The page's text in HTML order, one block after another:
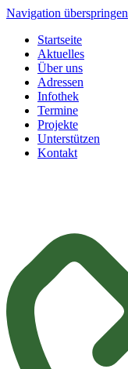
Navigation überspringen
Startseite
Aktuelles
Über uns
Adressen
Infothek
Termine
Projekte
Unterstützen
Kontakt